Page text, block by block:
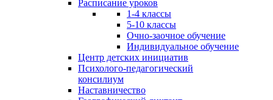
Расписание уроков
1-4 классы
5-10 классы
Очно-заочное обучение
Индивидуальное обучение
Центр детских инициатив
Психолого-педагогический
консилиум
Наставничество